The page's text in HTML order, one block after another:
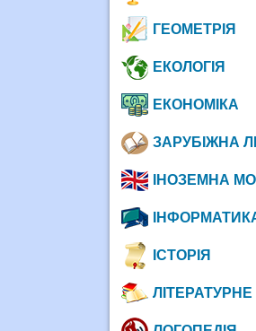
ГЕОМЕТРІЯ
ЕКОЛОГІЯ
ЕКОНОМІКА
ЗАРУБІЖНА
ІНОЗЕМНА
ІСТОРІЯ